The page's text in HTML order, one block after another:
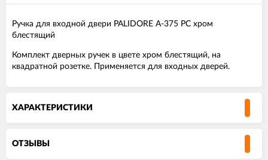
Ручка для входной двери PALIDORE A-375 PC хром
блестящий
Комплект дверных ручек в цвете хром блестящий, на
квадратной розетке. Применяется для входных дверей.
ХАРАКТЕРИСТИКИ
ОТЗЫВЫ